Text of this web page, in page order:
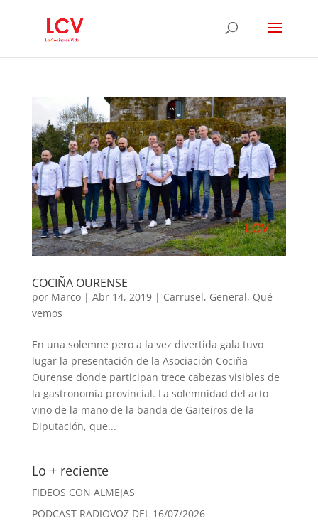
COCIÑA OURENSE
por Marco| Abr 14, 2019| Carrusel, General, Qué
vemos
En una solemne pero a la vez divertida gala tuvo
lugar la presentación de la Asociación Cociña
Ourense donde participan trece cabezas visibles de
la gastronomía provincial. La solemnidad del acto
vino de la mano de la banda de Gaiteiros de la
Diputación, que...
Lo + reciente
FIDEOS CON ALMEJAS
PODCAST RADIOVOZ DEL 16/07/2026